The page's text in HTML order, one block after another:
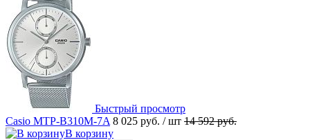
Быстрый просмотр
Casio MTP-B310M-7A 8 025 руб. / шт 14 592 руб.
В корзину